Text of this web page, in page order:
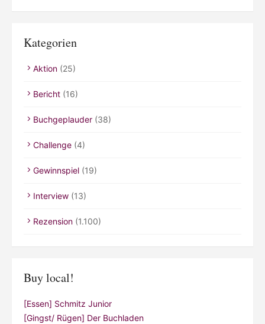
Kategorien
Aktion (25)
Bericht (16)
Buchgeplauder (38)
Challenge (4)
Gewinnspiel (19)
Interview (13)
Rezension (1.100)
Buy local!
[Essen] Schmitz Junior
[Gingst/ Rügen] Der Buchladen